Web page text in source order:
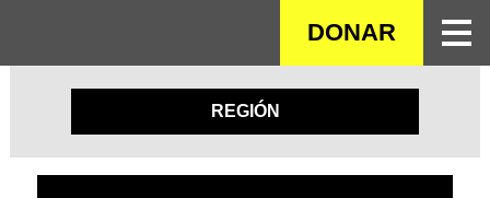
PRINCIPAL
DONAR
REGIÓN